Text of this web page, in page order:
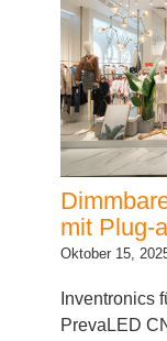
mit Plug-
Oktober 15,
Inventronics
PrevaLED